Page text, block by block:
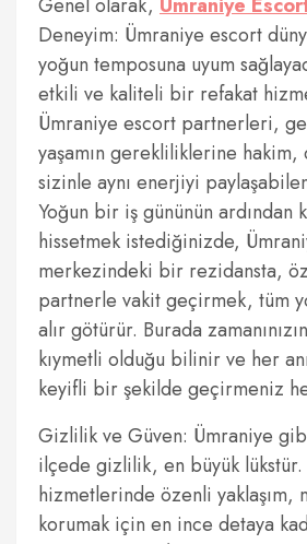
Deneyim: Ümraniye escort
yoğun temposuna uyum
etkili ve kaliteli bir refakat
Ümraniye escort partnerleri,
yaşamın gerekliliklerine hakim,
sizinle aynı enerjiyi
Yoğun bir iş gününün ardından
hissetmek istediğinizde,
merkezindeki bir rezidansta,
partnerle vakit geçirmek, tüm
alır götürür. Burada
kıymetli olduğu bilinir ve her
keyifli bir şekilde geçirmeniz
Gizlilik ve Güven: Ümraniye
ilçede gizlilik, en büyük
hizmetlerinde özenli yaklaşım,
korumak için en ince detaya